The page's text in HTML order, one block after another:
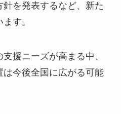
を発表するなど、新た
す。
援ニーズが高まる中、
今後全国に広がる可能